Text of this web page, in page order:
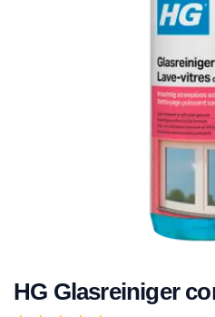
HG Glasreiniger